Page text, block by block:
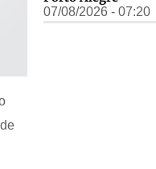
07/08/2026 - 07:20